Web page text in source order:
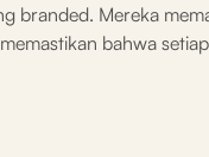
branded. Mereka
bahwa